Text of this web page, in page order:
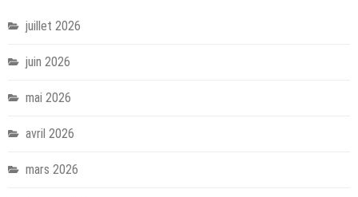
juillet 2026
juin 2026
mai 2026
avril 2026
mars 2026